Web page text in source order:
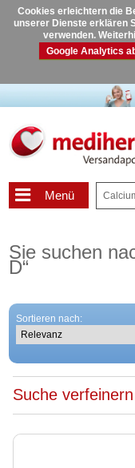
Cookies erleichtern die
unserer Dienste erklären
verwenden.
Google Analytics
Menü
Sie suchen
D“
Sortieren nach:
Suche verfeinern